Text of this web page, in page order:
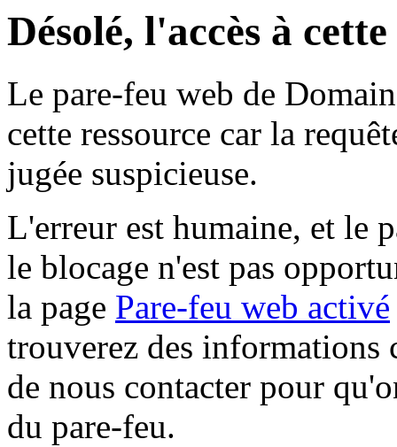
Désolé, l'accès à
Le pare-feu web de
cette ressource car la
jugée suspicieuse.
L'erreur est humaine, et le
le blocage n'est pas
la page Pare-feu web activé
trouverez des informations
de nous contacter pour
du pare-feu.